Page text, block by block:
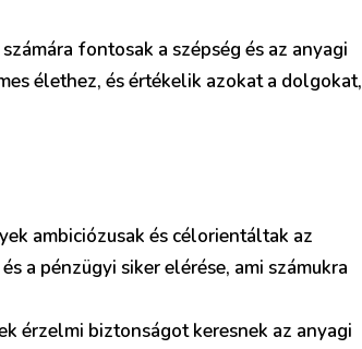
fontosak a szépség és az anyagi
élethez, és értékelik azokat a dolgokat,
ambiciózusak és célorientáltak az
a pénzügyi siker elérése, ami számukra
érzelmi biztonságot keresnek az anyagi